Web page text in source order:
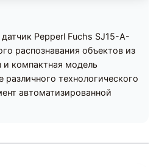
Pepperl Fuchs SJ15-A-
распознавания объектов из
и компактная модель
различного технологического
автоматизированной